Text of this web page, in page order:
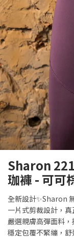
Sharon
珈褲 - 可可
全新設計✨Sharon
一片式剪裁設計，
嚴選親膚高彈面料
穩定包覆不緊繃，